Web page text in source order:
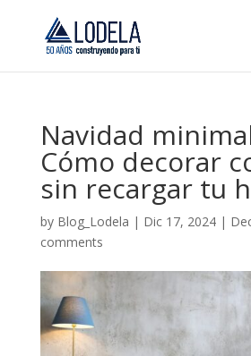
Navidad
Cómo decorar
sin recargar tu
by Blog_Lodela | Dic 17, 2024|
comments